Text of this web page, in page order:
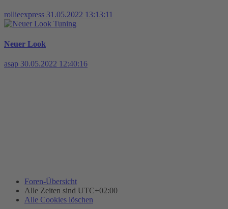
rollieexpress 31.05.2022 13:13:11
Tuning
Neuer Look
asap 30.05.2022 12:40:16
Foren-Übersicht
Alle Zeiten sind UTC+02:00
Alle Cookies löschen